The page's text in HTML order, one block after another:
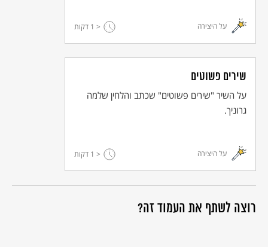
רוצה לשתף את העמוד זה?
על היצירה < 1 דקות
שירים פשוטים
על השיר "שירים פשוטים" שכתב והלחין שלמה
גרוניך.
על היצירה < 1 דקות